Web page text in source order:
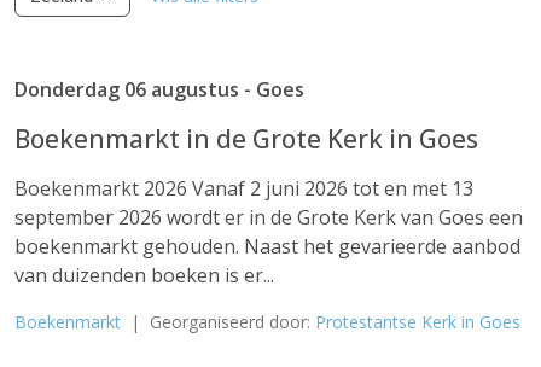
Donderdag 06 augustus - Goes
Boekenmarkt in de Grote Kerk in Goes
Boekenmarkt 2026 Vanaf 2 juni 2026 tot en met 13
september 2026 wordt er in de Grote Kerk van Goes een
boekenmarkt gehouden. Naast het gevarieerde aanbod
van duizenden boeken is er...
Boekenmarkt | Georganiseerd door: Protestantse Kerk in Goes